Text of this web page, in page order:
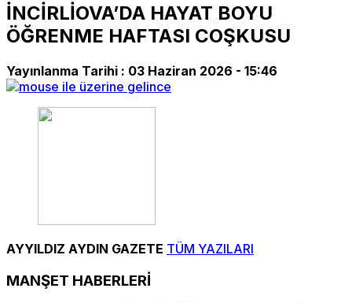
İNCİRLİOVA’DA HAYAT BOYU
ÖĞRENME HAFTASI COŞKUSU
Yayınlanma Tarihi : 03 Haziran 2026 - 15:46
AYYILDIZ AYDIN GAZETE TÜM YAZILARI
MANŞET HABERLERİ